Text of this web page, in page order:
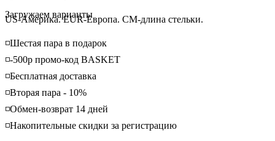
Loading...
Загружаем варианты
US-Америка. EUR-Европа. CM-длина стельки.
◽️Шестая пара в подарок
◽️-500р промо-код BASKET
◽️Бесплатная доставка
◽️Вторая пара - 10%
◽️Обмен-возврат 14 дней
◽️Накопительные скидки за регистрацию